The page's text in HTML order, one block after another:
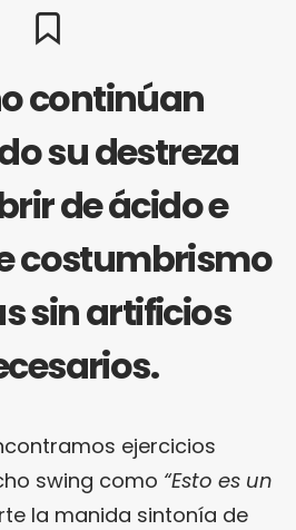
continúan
su destreza
de ácido e
costumbrismo
sin artificios
ejercicios
swing como “Esto es un
la manida sintonía de